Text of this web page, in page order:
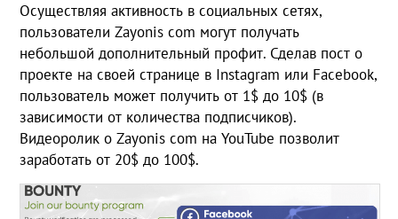
Осуществляя активность в социальных сетях,
пользователи Zayonis com могут получать
небольшой дополнительный профит. Сделав пост о
проекте на своей странице в Instagram или Facebook,
пользователь может получить от 1$ до 10$ (в
зависимости от количества подписчиков).
Видеоролик о Zayonis com на YouTube позволит
заработать от 20$ до 100$.